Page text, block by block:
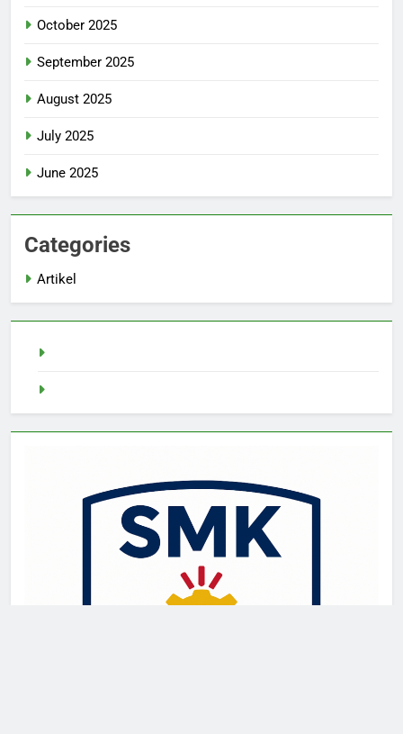
October 2025
September 2025
August 2025
July 2025
June 2025
Categories
Artikel